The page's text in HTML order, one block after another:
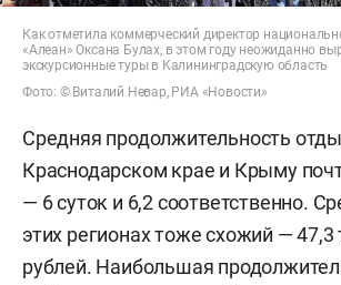
Как отметила коммерческий директор
«Алеан» Оксана Булах, в этом году неожиданно
экскурсионные туры в Калининградскую область
Фото: © Виталий Невар, РИА «Новости»
Средняя продолжительность
Краснодарском крае и Крыму
— 6 суток и 6,2 соответственно.
этих регионах тоже схожий —
рублей. Наибольшая